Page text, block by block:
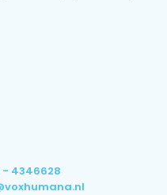
- 4346628